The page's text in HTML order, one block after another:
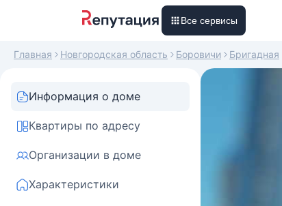
Все сервисы
Главная Новгородская область Боровичи Бригадная
Информация о доме
Квартиры по адресу
Организации в доме
Характеристики